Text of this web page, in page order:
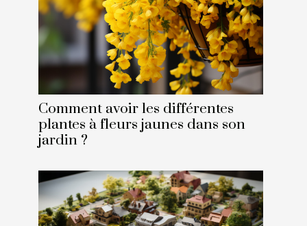
Comment avoir les différentes
plantes à fleurs jaunes dans son
jardin ?